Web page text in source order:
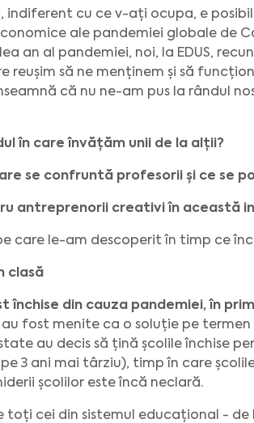
cu ce v-ați ocupa, e
ale pandemiei globale de
an al pandemiei, noi, la EDUS,
reușim să ne menținem și să
că nu ne-am pus la rândul
în care învățăm unii de la alții?
se confruntă profesorii și ce se
antreprenorii creativi în această
care le-am descoperit în timp ce
clasă
închise din cauza pandemiei, în
fost menite ca o soluție pe
au decis să țină școlile închise
3 ani mai târziu), timp în care
școlilor este încă neclară.
cei din sistemul educațional - de